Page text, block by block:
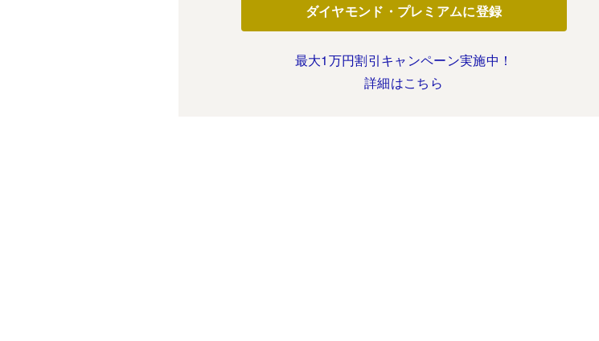
ダイヤモンド・プレミアムに登録
最大1万円割引キャンペーン実施中！
詳細はこちら